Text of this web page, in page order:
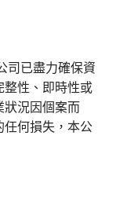
司已盡力確保資
整性、即時性或
狀況因個案而
任何損失，本公